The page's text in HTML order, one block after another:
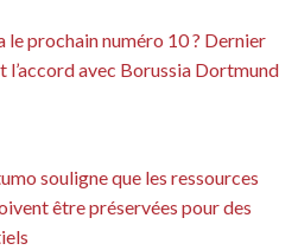
le prochain numéro 10 ? Dernier
l’accord avec Borussia Dortmund
souligne que les ressources
être préservées pour des